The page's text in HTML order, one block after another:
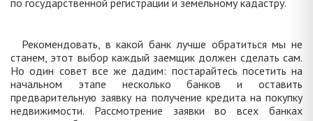
Рекомендовать, в какой банк лучше обратиться мы не
станем, этот выбор каждый заемщик должен сделать сам.
Но один совет все же дадим: постарайтесь посетить на
начальном этапе несколько банков и оставить
предварительную заявку на получение кредита на покупку
недвижимости. Рассмотрение заявки во всех банках